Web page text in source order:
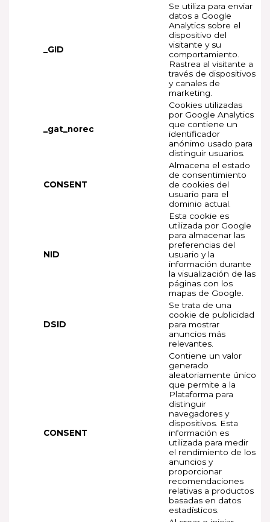
_GID
Se utiliza para enviar
datos a Google
Analytics sobre el
dispositivo del
visitante y su
comportamiento.
Rastrea al visitante a
través de dispositivos
y canales de
marketing.
_gat_norec
Cookies utilizadas
por Google Analytics
que contiene un
identificador
anónimo usado para
distinguir usuarios.
CONSENT
Almacena el estado
de consentimiento
de cookies del
usuario para el
dominio actual.
NID
Esta cookie es
utilizada por Google
para almacenar las
preferencias del
usuario y la
información durante
la visualización de las
páginas con los
mapas de Google.
DSID
Se trata de una
cookie de publicidad
para mostrar
anuncios más
relevantes.
CONSENT
Contiene un valor
generado
aleatoriamente único
que permite a la
Plataforma para
distinguir
navegadores y
dispositivos. Esta
información es
utilizada para medir
el rendimiento de los
anuncios y
proporcionar
recomendaciones
relativas a productos
basadas en datos
estadísticos.